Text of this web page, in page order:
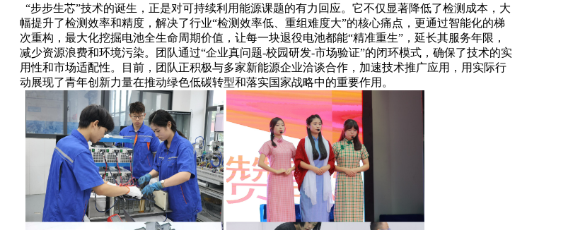
“步步生芯”技术的诞生，正是对可持续利用能源课题的有力回应。它不仅显著降低了检测成本，大
幅提升了检测效率和精度，解决了行业“检测效率低、重组难度大”的核心痛点，更通过智能化的梯
次重构，最大化挖掘电池全生命周期价值，让每一块退役电池都能“精准重生”，延长其服务年限，
减少资源浪费和环境污染。团队通过“企业真问题-校园研发-市场验证”的闭环模式，确保了技术的实
用性和市场适配性。目前，团队正积极与多家新能源企业洽谈合作，加速技术推广应用，用实际行
动展现了青年创新力量在推动绿色低碳转型和落实国家战略中的重要作用。